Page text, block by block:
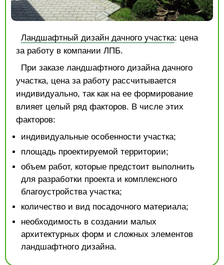
Ландшафтный дизайн дачного участка: цена
за работу в компании ЛПБ.
При заказе ландшафтного дизайна дачного
участка, цена за работу рассчитывается
индивидуально, так как на ее формирование
влияет целый ряд факторов. В числе этих
факторов:
индивидуальные особенности участка;
площадь проектируемой территории;
объем работ, которые предстоит выполнить
для разработки проекта и комплексного
благоустройства участка;
количество и вид посадочного материала;
необходимость в создании малых
архитектурных форм и сложных элементов
ландшафтного дизайна.